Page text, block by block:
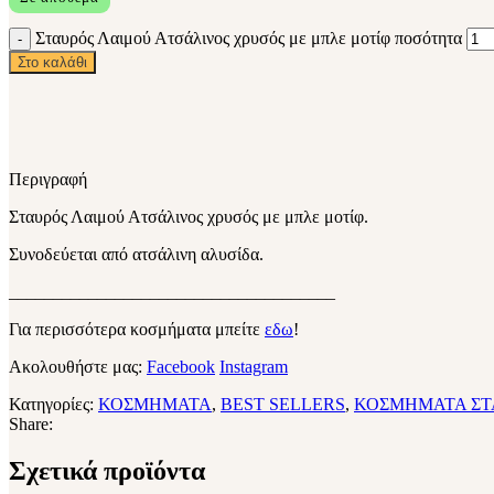
Σταυρός Λαιμού Ατσάλινος χρυσός με μπλε μοτίφ ποσότητα
Στο καλάθι
Περιγραφή
Σταυρός Λαιμού Ατσάλινος χρυσός με μπλε μοτίφ.
Συνοδεύεται από ατσάλινη αλυσίδα.
Για περισσότερα κοσμήματα μπείτε εδω!
Ακολουθήστε μας: Facebook Instagram
Κατηγορίες: ΚΟΣΜΗΜΑΤΑ, BEST SELLERS, ΚΟΣΜΗΜΑΤΑ
Share:
Σχετικά προϊόντα